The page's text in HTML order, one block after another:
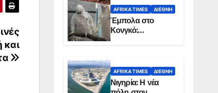
και
AFRIKA TIMES ΔΙΕΘΝΉ
Έμπολα στο
Κονγκό:
Ξεπέρασαν τους
AFRIKA TIMES ΔΙΕΘΝΉ
Νιγηρία: Η νέα